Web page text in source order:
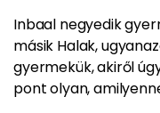
Inbaal negyedik
másik Halak,
gyermekük, akiről
pont olyan,